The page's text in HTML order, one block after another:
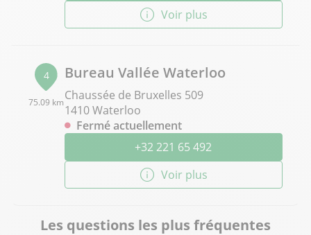
Voir plus
4
75.09 km
Bureau Vallée Waterloo
Chaussée de Bruxelles 509
1410 Waterloo
Fermé actuellement
+32 221 65 492
Voir plus
Les questions les plus fréquentes